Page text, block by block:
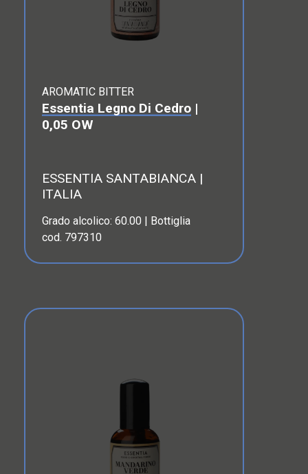
AROMATIC BITTER
Essentia Legno Di Cedro |
0,05 OW
ESSENTIA SANTABIANCA |
ITALIA
Grado alcolico: 60.00 | Bottiglia
cod. 797310